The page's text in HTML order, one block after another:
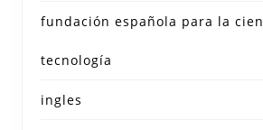
fundación española para la
tecnología
ingles